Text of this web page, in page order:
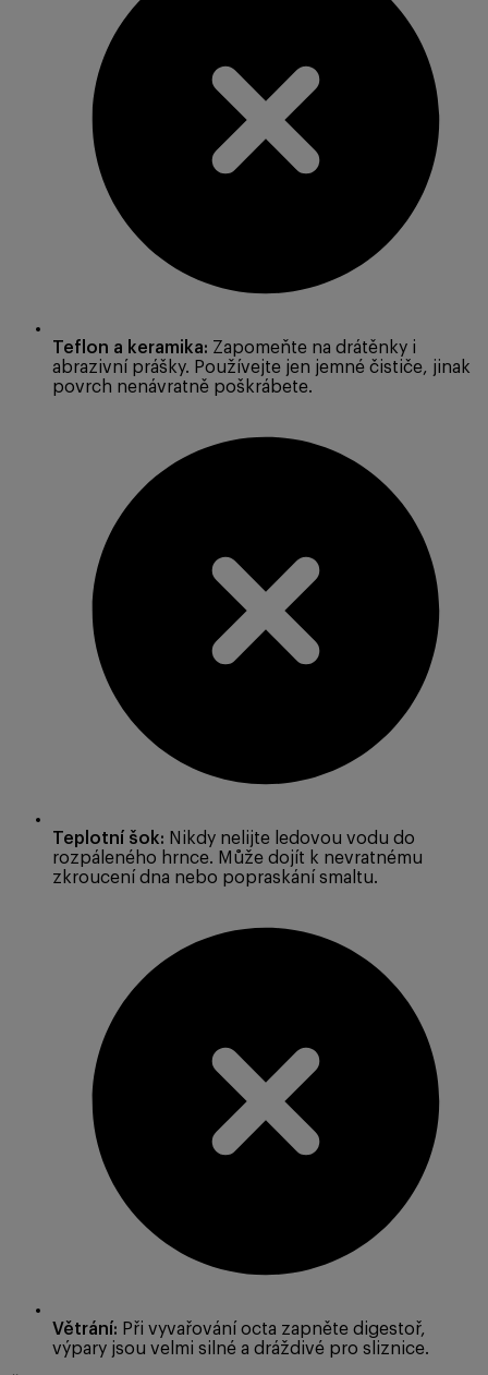
Teflon a keramika: Zapomeňte na drátěnky i
abrazivní prášky. Používejte jen jemné čističe, jinak
povrch nenávratně poškrábete.
Teplotní šok: Nikdy nelijte ledovou vodu do
rozpáleného hrnce. Může dojít k nevratnému
zkroucení dna nebo popraskání smaltu.
Větrání: Při vyvařování octa zapněte digestoř,
výpary jsou velmi silné a dráždivé pro sliznice.